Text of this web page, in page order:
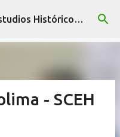
Sociedad Colimense de Estudios Históricos A. C.
- SCEH